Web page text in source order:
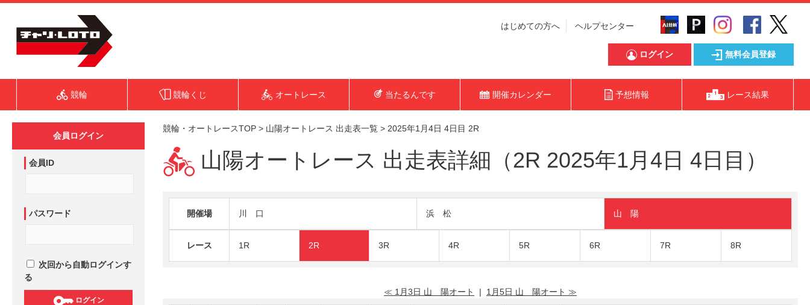
はじめての方へ ヘルプセンター
ログイン 無料会員登録
競輪 競輪くじ オートレース 当たるんです 開催カレンダー 予想情報 レース結果
会員ログイン
会員ID
パスワード
次回から自動ログインす
る
ログイン
競輪・オートレースTOP > 山陽オートレース 出走表一覧 > 2025年1月4日 4日目 2R
山陽オートレース 出走表詳細（2R 2025年1月4日 4日目）
開催場 川 口 浜 松 山 陽
レース 1R 2R 3R 4R 5R 6R 7R 8R
≪ 1月3日 山 陽オート | 1月5日 山 陽オート ≫